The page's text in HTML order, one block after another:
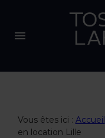
menu
Vous êtes ici : Accueil
en location Lille